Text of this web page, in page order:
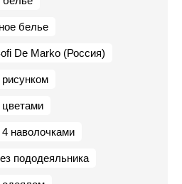
белье
De Marko (Россия)
наволочками
пододеяльника